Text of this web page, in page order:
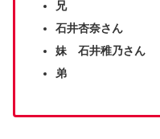
兄
石井杏奈さん
妹 石井稚乃さん
弟